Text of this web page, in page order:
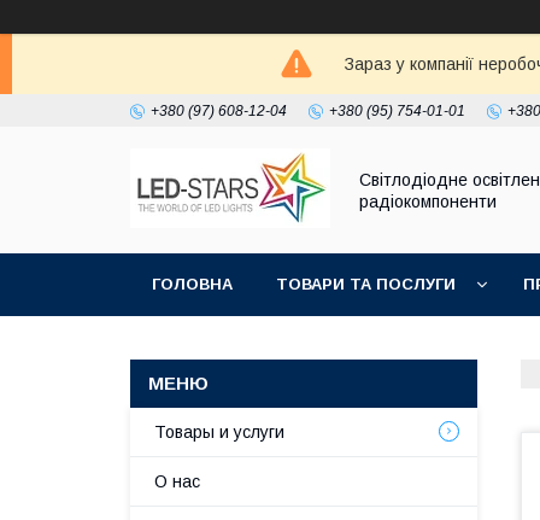
Зараз у компанії
+380 (97) 608-12-04 +380 (95) 754-01-01
Світлодіодне
радіокомпоненти
ГОЛОВНА ТОВАРИ ТА ПОСЛУГИ
Товары и услуги
О нас